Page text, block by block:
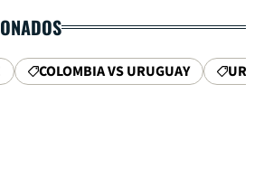
COLOMBIA VS URUGUAY